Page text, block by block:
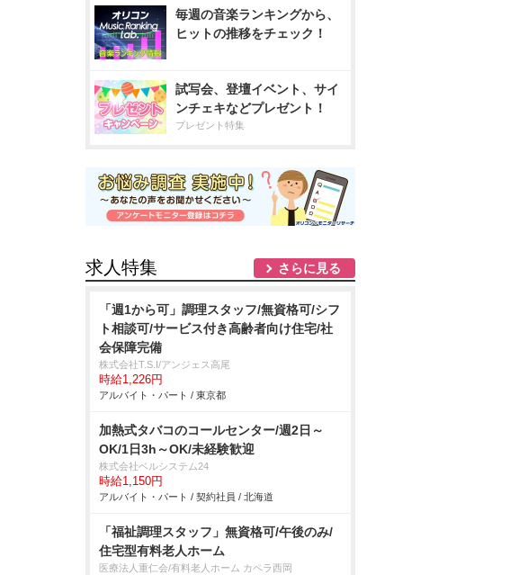
毎週の音楽ランキングから、
ヒットの推移をチェック！
試写会、登壇イベント、サイ
ンチェキなどプレゼント！
プレゼント特集
求人特集 さらに見る
「週1から可」調理スタッフ/無資格可/シフ
ト相談可/サービス付き高齢者向け住宅/社
会保障完備
株式会社T.S.I/アンジェス高尾
時給1,226円
アルバイト・パート / 東京都
加熱式タバコのコールセンター/週2日～
OK/1日3h～OK/未経験歓迎
株式会社ベルシステム24
時給1,150円
アルバイト・パート / 契約社員 / 北海道
「福祉調理スタッフ」無資格可/午後のみ/
住宅型有料老人ホーム
医療法人重仁会/有料老人ホーム カペラ西岡